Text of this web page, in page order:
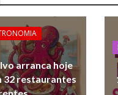
arranca hoje
32 restaurantes